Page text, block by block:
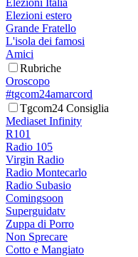
Elezioni Italia
Elezioni estero
Grande Fratello
L'isola dei famosi
Amici
Rubriche
Oroscopo
#tgcom24amarcord
Tgcom24 Consiglia
Mediaset Infinity
R101
Radio 105
Virgin Radio
Radio Montecarlo
Radio Subasio
Comingsoon
Superguidatv
Zuppa di Porro
Non Sprecare
Cotto e Mangiato